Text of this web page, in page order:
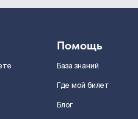
Помощь
База знаний
Где мой билет
Блог